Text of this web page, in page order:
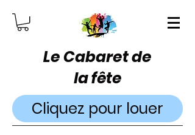
Le Cabaret de
la fête
Cliquez pour louer